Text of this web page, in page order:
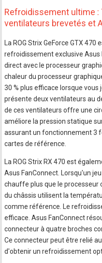
Refroidissement ultime :
ventilateurs brevetés et
La ROG Strix GeForce GTX
refroidissement exclusive Asus
direct avec le processeur
chaleur du processeur
30 % plus efficace lorsque vous
présente deux ventilateurs au
de ces ventilateurs offre une
améliore la pression statique
assurant un fonctionnement 3
cartes de référence.
La ROG Strix RX 470 est
Asus FanConnect. Lorsqu'un
chauffe plus que le processeur
du châssis utilisent la
comme référence. Le
efficace. Asus FanConnect
connecteur à quatre broches
Ce connecteur peut être relié
d'obtenir un refroidissement